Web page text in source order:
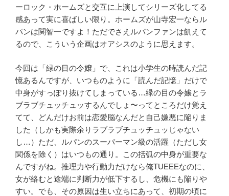
ーロック・ホームズと交互に上演してシリーズ化してる
感あって実に喜ばしい限り。ホームズが山寺宏一ならル
パンは関智一ですよ！ただでさえルパンファンは飢えて
るので、こういう企画はオアシスのように思えます。
今回は「緑の目の令嬢」で、これは小学生の時読んだ記
憶あるんですが、いつものように「読んだ記憶」だけで
中身がすっぽり抜けてしまっている …緑の目の令嬢とラ
ブラブチュッチュッするんでしょ〜ってところだけ覚え
てて、どんだけお前は恋愛脳なんだと自己嫌悪に陥りま
した（しかも実際余りラブラブチュッチュッじゃない
し … ）ただ、ルパンのスーパーマン級の活躍（ただし女
関係を除く）はいつもの通り。この括弧の中身が重要な
んですがね。推理力や行動力だけなら俺TUEEEなのに、
女が絡むと途端に判断力が低下するし、危機にも陥りや
すい。でも、その原因は生い立ちにあって、初期の頃に